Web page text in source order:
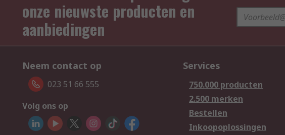
onze nieuwste producten en
aanbiedingen
Neem contact op
023 51 66 555
Volg ons op
Services
750.000 producten
2.500 merken
Bestellen
Inkoopoplossingen